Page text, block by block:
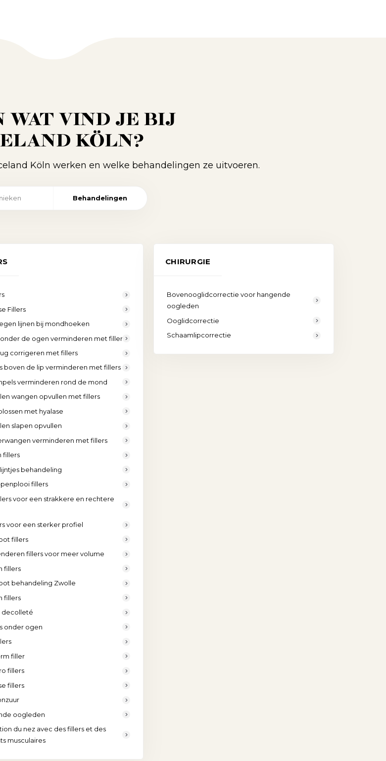
WAT VIND JE BIJ
KÖLN?
Köln werken en welke behandelingen ze uitvoeren.
Behandelingen
Fillers
lijnen bij mondhoeken
de ogen verminderen met fillers
corrigeren met fillers
boven de lip verminderen met fillers
verminderen rond de mond
wangen opvullen met fillers
met hyalase
slapen opvullen
verminderen met fillers
fillers
behandeling
fillers
voor een strakkere en rechtere
voor een sterker profiel
fillers
fillers voor meer volume
fillers
behandeling Zwolle
fillers
decolleté
onder ogen
filler
fillers
fillers
oogleden
du nez avec des fillers et des
musculaires
CHIRURGIE
Bovenooglidcorrectie voor hangende
oogleden
Ooglidcorrectie
Schaamlipcorrectie